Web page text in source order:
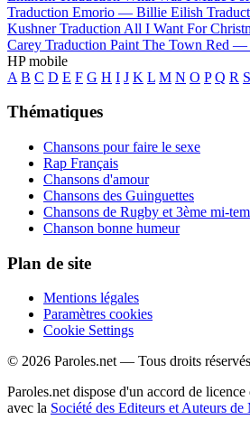
Traduction Emorio — Billie Eilish
Kushner Traduction All I Want For
Carey Traduction Paint The Town Red —
HP mobile
A B C D E F G H I J K L M N O P Q R S
Thématiques
Chansons pour faire le sexe
Rap Français
Chansons d'amour
Chansons des Guinguettes
Chansons de Rugby et 3ème mi-
Chanson bonne humeur
Plan de site
Mentions légales
Paramètres cookies
Cookie Settings
© 2026 Paroles.net — Tous droits réservés
Paroles.net dispose d'un accord de licence
avec la Société des Editeurs et Auteurs de